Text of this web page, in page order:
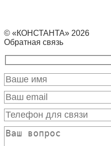
© «КОНСТАНТА» 2026
Обратная связь